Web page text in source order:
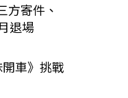
方寄件、
退場
車》挑戰